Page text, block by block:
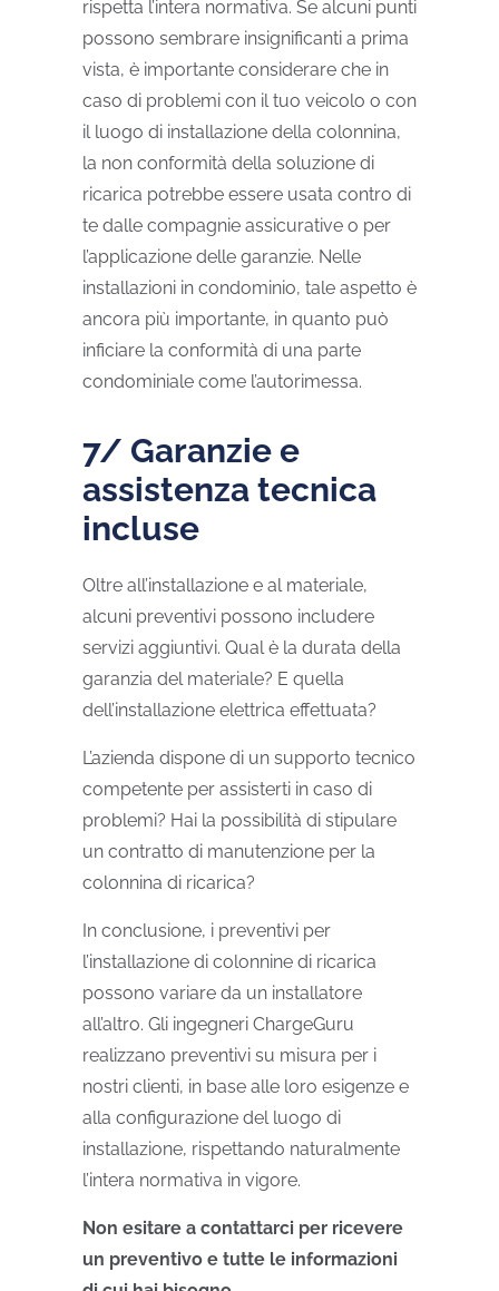
rispetta l’intera normativa. Se alcuni punti
possono sembrare insignificanti a prima
vista, è importante considerare che in
caso di problemi con il tuo veicolo o con
il luogo di installazione della colonnina,
la non conformità della soluzione di
ricarica potrebbe essere usata contro di
te dalle compagnie assicurative o per
l’applicazione delle garanzie. Nelle
installazioni in condominio, tale aspetto è
ancora più importante, in quanto può
inficiare la conformità di una parte
condominiale come l’autorimessa.
7/ Garanzie e
assistenza tecnica
incluse
Oltre all’installazione e al materiale,
alcuni preventivi possono includere
servizi aggiuntivi. Qual è la durata della
garanzia del materiale? E quella
dell’installazione elettrica effettuata?
L’azienda dispone di un supporto tecnico
competente per assisterti in caso di
problemi? Hai la possibilità di stipulare
un contratto di manutenzione per la
colonnina di ricarica?
In conclusione, i preventivi per
l’installazione di colonnine di ricarica
possono variare da un installatore
all’altro. Gli ingegneri ChargeGuru
realizzano preventivi su misura per i
nostri clienti, in base alle loro esigenze e
alla configurazione del luogo di
installazione, rispettando naturalmente
l’intera normativa in vigore.
Non esitare a contattarci per ricevere
un preventivo e tutte le informazioni